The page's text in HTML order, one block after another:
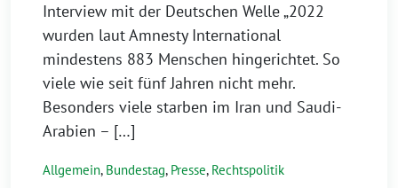
Interview mit der Deutschen Welle „2022
wurden laut Amnesty International
mindestens 883 Menschen hingerichtet. So
viele wie seit fünf Jahren nicht mehr.
Besonders viele starben im Iran und Saudi-
Arabien – […]
Allgemein, Bundestag, Presse, Rechtspolitik